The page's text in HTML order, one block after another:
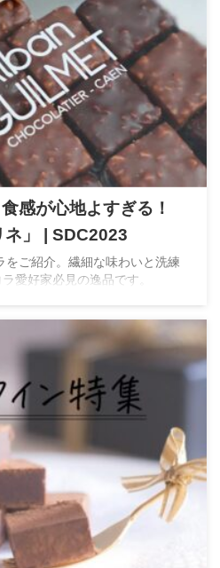
感が心地よすぎる！
ネ」 | SDC2023
ご紹介。繊細な味わいと洗練
愛好家必見の逸品です。